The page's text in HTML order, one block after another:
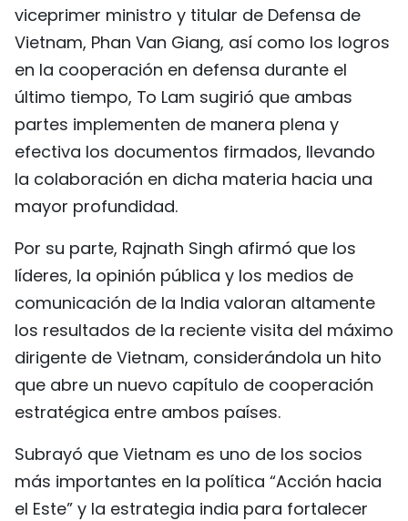
viceprimer ministro y titular de Defensa de
Vietnam, Phan Van Giang, así como los logros
en la cooperación en defensa durante el
último tiempo, To Lam sugirió que ambas
partes implementen de manera plena y
efectiva los documentos firmados, llevando
la colaboración en dicha materia hacia una
mayor profundidad.
Por su parte, Rajnath Singh afirmó que los
líderes, la opinión pública y los medios de
comunicación de la India valoran altamente
los resultados de la reciente visita del máximo
dirigente de Vietnam, considerándola un hito
que abre un nuevo capítulo de cooperación
estratégica entre ambos países.
Subrayó que Vietnam es uno de los socios
más importantes en la política “Acción hacia
el Este” y la estrategia india para fortalecer